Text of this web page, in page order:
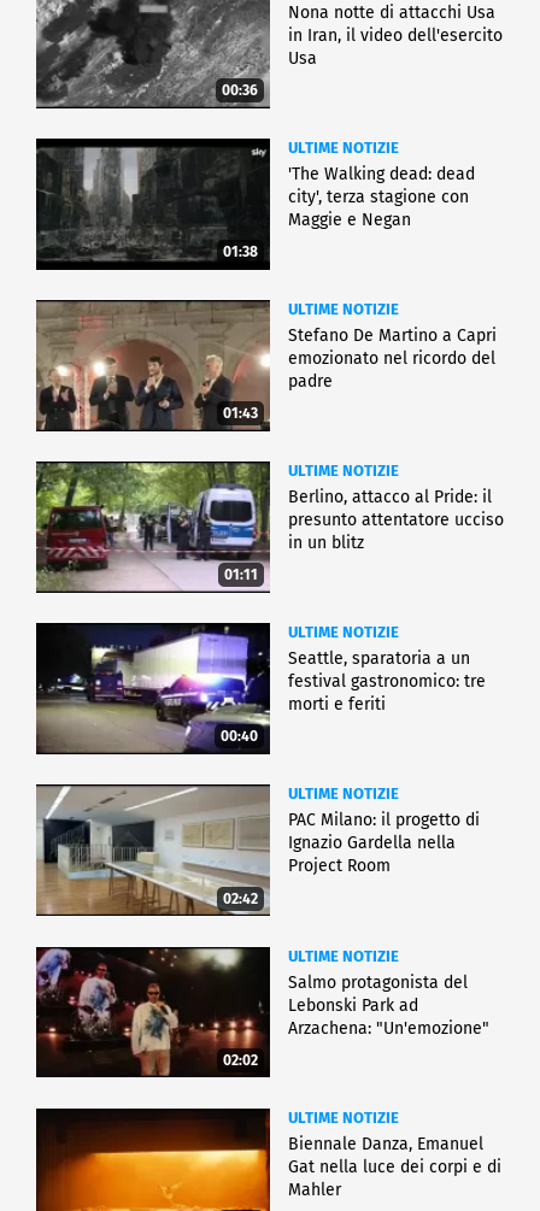
00:36
Nona notte di attacchi Usa
in Iran, il video dell'esercito
Usa
01:38
ULTIME NOTIZIE
'The Walking dead: dead
city', terza stagione con
Maggie e Negan
01:43
ULTIME NOTIZIE
Stefano De Martino a Capri
emozionato nel ricordo del
padre
01:11
ULTIME NOTIZIE
Berlino, attacco al Pride: il
presunto attentatore ucciso
in un blitz
00:40
ULTIME NOTIZIE
Seattle, sparatoria a un
festival gastronomico: tre
morti e feriti
02:42
ULTIME NOTIZIE
PAC Milano: il progetto di
Ignazio Gardella nella
Project Room
02:02
ULTIME NOTIZIE
Salmo protagonista del
Lebonski Park ad
Arzachena: "Un'emozione"
ULTIME NOTIZIE
Biennale Danza, Emanuel
Gat nella luce dei corpi e di
Mahler